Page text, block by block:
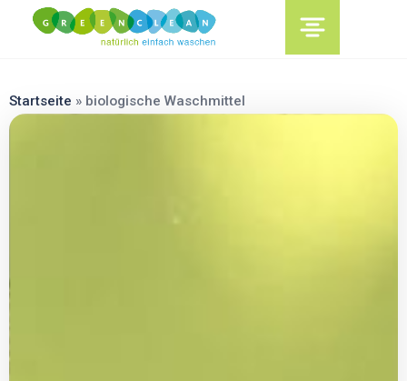
content
Startseite » biologische Waschmittel